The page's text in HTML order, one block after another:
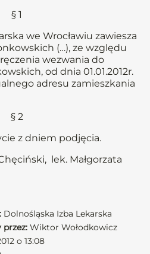
§ 1
we Wrocławiu zawiesza
(…), ze względu
wezwania do
od dnia 01.01.2012r.
adresu zamieszkania
§ 2
z dniem podjęcia.
lek. Małgorzata
Dolnośląska Izba Lekarska
Wiktor Wołodkowicz
o 13:08